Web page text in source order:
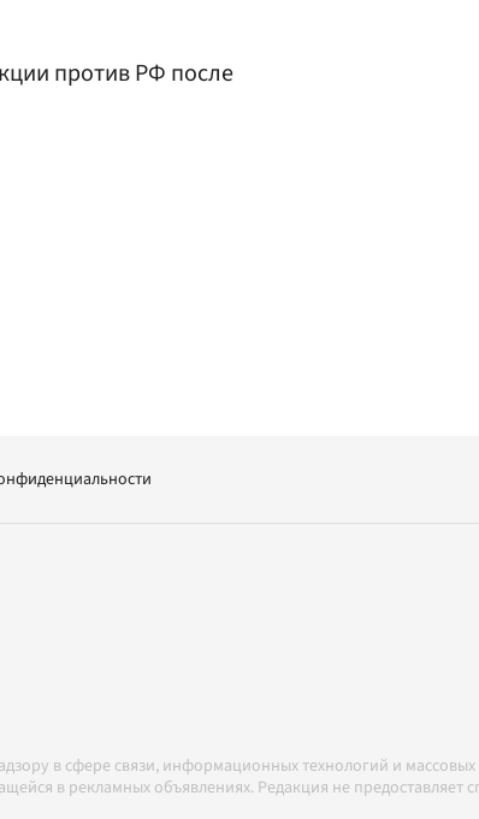
против РФ после
в сфере связи, информационных технологий и
в рекламных объявлениях. Редакция не